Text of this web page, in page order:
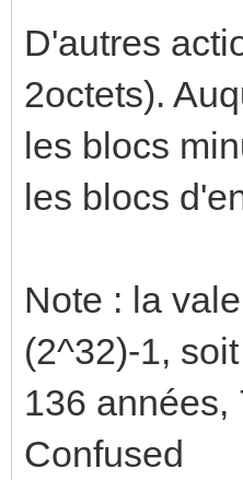
D'autres
2octets).
les blocs
les blocs
Note : la
(2^32)-1,
136
Confused